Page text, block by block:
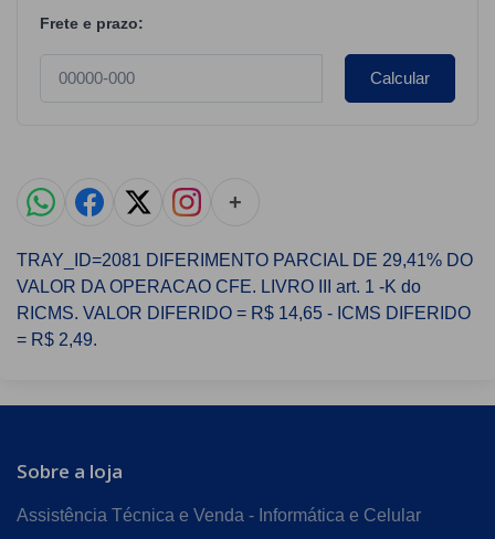
Frete e prazo:
Calcular
+
TRAY_ID=2081 DIFERIMENTO PARCIAL DE 29,41% DO
VALOR DA OPERACAO CFE. LIVRO III art. 1 -K do
RICMS. VALOR DIFERIDO = R$ 14,65 - ICMS DIFERIDO
= R$ 2,49.
Sobre a loja
Assistência Técnica e Venda - Informática e Celular